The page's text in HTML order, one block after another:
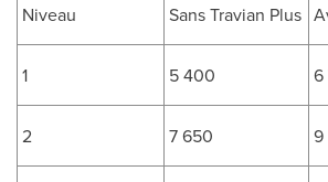
Niveau Sans Travian Plus
1 5 400 6
2 7 650 9